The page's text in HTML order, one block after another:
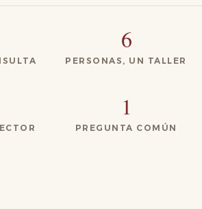
6
PERSONAS, UN TALLER
1
PREGUNTA COMÚN